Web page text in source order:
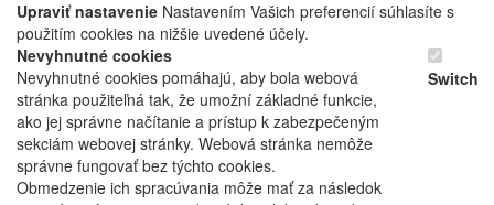
Upraviť nastavenie Nastavením Vašich preferencií súhlasíte s
použitím cookies na nižšie uvedené účely.
Nevyhnutné cookies
Nevyhnutné cookies pomáhajú, aby bola webová
stránka použiteľná tak, že umožní základné funkcie,
ako jej správne načítanie a prístup k zabezpečeným
sekciám webovej stránky. Webová stránka nemôže
správne fungovať bez týchto cookies.
Obmedzenie ich spracúvania môže mať za následok
Switch